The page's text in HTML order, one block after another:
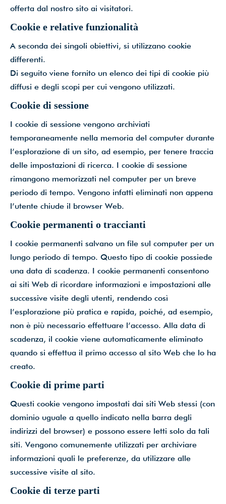
offerta dal nostro sito ai visitatori.
Cookie e relative funzionalità
A seconda dei singoli obiettivi, si utilizzano cookie
differenti.
Di seguito viene fornito un elenco dei tipi di cookie più
diffusi e degli scopi per cui vengono utilizzati.
Cookie di sessione
I cookie di sessione vengono archiviati
temporaneamente nella memoria del computer durante
l’esplorazione di un sito, ad esempio, per tenere traccia
delle impostazioni di ricerca. I cookie di sessione
rimangono memorizzati nel computer per un breve
periodo di tempo. Vengono infatti eliminati non appena
l’utente chiude il browser Web.
Cookie permanenti o traccianti
I cookie permanenti salvano un file sul computer per un
lungo periodo di tempo. Questo tipo di cookie possiede
una data di scadenza. I cookie permanenti consentono
ai siti Web di ricordare informazioni e impostazioni alle
successive visite degli utenti, rendendo così
l’esplorazione più pratica e rapida, poiché, ad esempio,
non è più necessario effettuare l’accesso. Alla data di
scadenza, il cookie viene automaticamente eliminato
quando si effettua il primo accesso al sito Web che lo ha
creato.
Cookie di prime parti
Questi cookie vengono impostati dai siti Web stessi (con
dominio uguale a quello indicato nella barra degli
indirizzi del browser) e possono essere letti solo da tali
siti. Vengono comunemente utilizzati per archiviare
informazioni quali le preferenze, da utilizzare alle
successive visite al sito.
Cookie di terze parti